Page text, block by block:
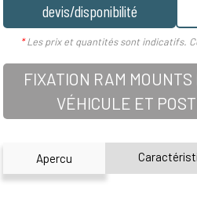
devis/disponibilité
*Les prix et quantités sont indicatifs.
FIXATION RAM
VÉHICULE ET
Apercu